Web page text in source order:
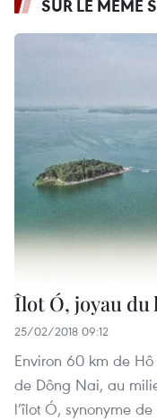
SUR LE MÊME
Îlot Ó, joyau du
25/02/2018 09:12
Environ 60 km de
de Dông Nai, au
l’îlot Ó, synonyme